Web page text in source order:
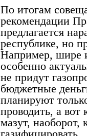
По итогам
рекомендации
предлагается
республике, но
Например, шире
особенно
не придут
бюджетные
планируют
проводить, а вот
мазут, наоборот,